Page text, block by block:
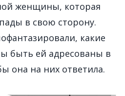
женщины, которая
в свою сторону.
какие
быть ей адресованы в
она на них ответила.